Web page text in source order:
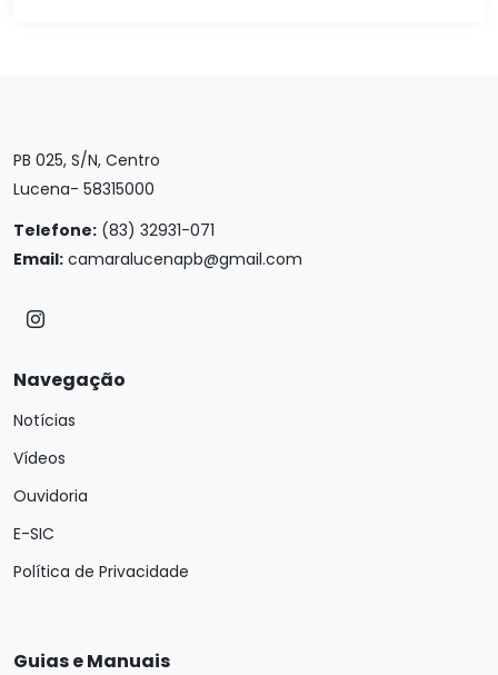
PB 025, S/N, Centro
Lucena- 58315000
Telefone: (83) 32931-071
Email: camaralucenapb@gmail.com
Navegação
Notícias
Vídeos
Ouvidoria
E-SIC
Política de Privacidade
Guias e Manuais